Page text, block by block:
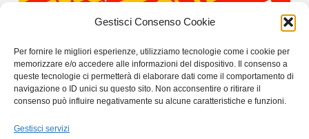
Gestisci Consenso Cookie
Per fornire le migliori esperienze, utilizziamo tecnologie come i cookie per
memorizzare e/o accedere alle informazioni del dispositivo. Il consenso a
queste tecnologie ci permetterà di elaborare dati come il comportamento di
navigazione o ID unici su questo sito. Non acconsentire o ritirare il
consenso può influire negativamente su alcune caratteristiche e funzioni.
Gestisci servizi
CR:Mi consenta ora una digressione. Nell’81,
l’opera di Dostoevskij, Lei accostò la